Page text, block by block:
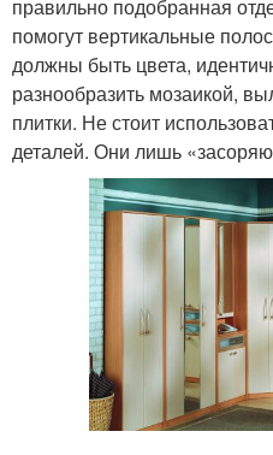
правильно подобранная
помогут вертикальные
должны быть цвета,
разнообразить мозаикой,
плитки. Не стоит
деталей. Они лишь